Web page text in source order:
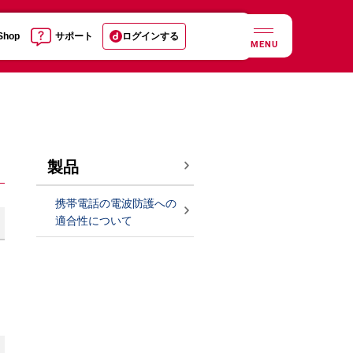
サポート ログインする
MENU
製品
携帯電話の電波防護への
適合性について